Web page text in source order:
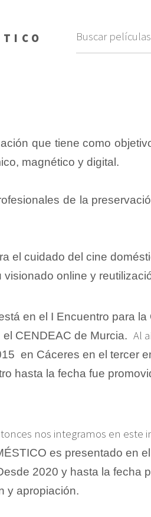
que tiene como
magnético y digital.
de la
el cuidado del cine
visionado online y
en el I Encuentro para
CENDEAC de Murcia. Al
en Cáceres en el tercer
hasta la fecha fue
nos integramos en
es presentado en
2020 y hasta la fecha
y apropiación.